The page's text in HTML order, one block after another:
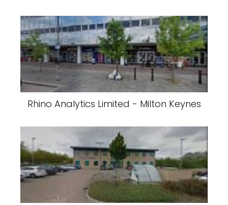
Rhino Analytics Limited - Milton Keynes